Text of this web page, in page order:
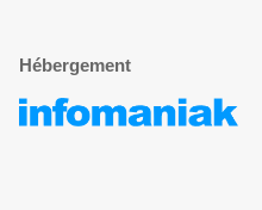
Hébergement